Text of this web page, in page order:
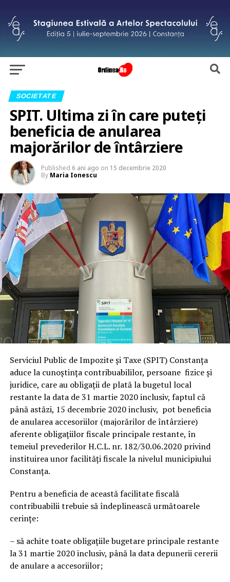
SOCIETATE
SPIT. Ultima zi în care puteți
beneficia de anularea
majorărilor de întârziere
Published 6 ani ago on 15 decembrie 2020
By Maria Ionescu
Serviciul Public de Impozite și Taxe (SPIT) Constanța
aduce la cunoștința contribuabililor, persoane fizice și
juridice, care au obligații de plată la bugetul local
restante la data de 31 martie 2020 inclusiv, faptul că
până astăzi, 15 decembrie 2020 inclusiv, pot beneficia
de anularea accesoriilor (majorărilor de întârziere)
aferente obligațiilor fiscale principale restante, în
temeiul prevederilor H.C.L. nr. 182/30.06.2020 privind
instituirea unor facilităţi fiscale la nivelul municipiului
Constanţa.
Pentru a beneficia de această facilitate fiscală
contribuabilii trebuie să îndeplinească următoarele
cerințe:
– să achite toate obligațiile bugetare principale restante
la 31 martie 2020 inclusiv, până la data depunerii cererii
de anulare a accesoriilor;